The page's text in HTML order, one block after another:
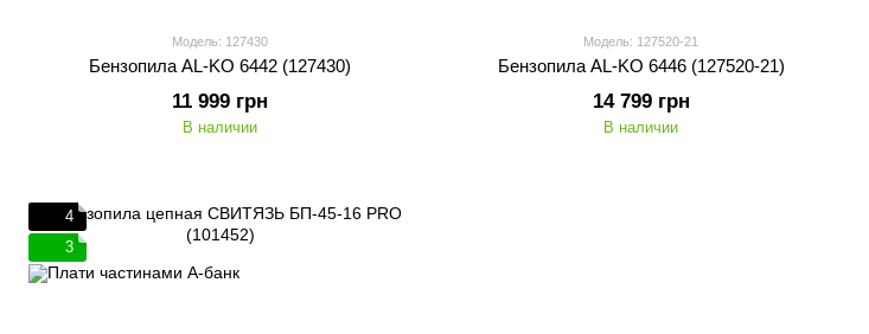
Модель: 127430
Бензопила AL-KO 6442 (127430)
11 999 грн
В наличии
Модель: 127520-21
Бензопила AL-KO 6446 (127520-21)
14 799 грн
В наличии
4
3